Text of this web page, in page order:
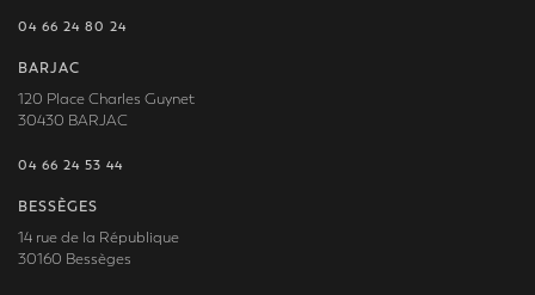
04 66 24 80 24
BARJAC
120 Place Charles Guynet
30430 BARJAC
04 66 24 53 44
BESSÈGES
14 rue de la République
30160 Bessèges